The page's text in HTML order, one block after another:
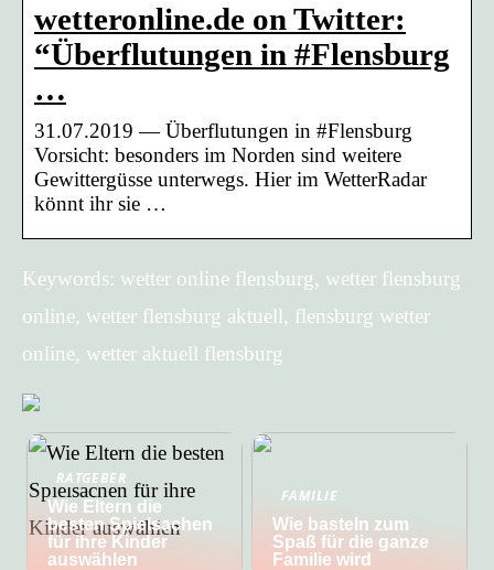
wetteronline.de on Twitter:
“Überflutungen in #Flensburg
…
31.07.2019 — Überflutungen in #Flensburg
Vorsicht: besonders im Norden sind weitere
Gewittergüsse unterwegs. Hier im WetterRadar
könnt ihr sie …
Keywords: wetter online flensburg, wetter flensburg
online, wetter flensburg aktuell, flensburg wetter
online, wetter aktuell flensburg
RATGEBER
Wie Eltern die
besten Spielsachen
für ihre Kinder
auswählen
FAMILIE
Wie basteln zum
Spaß für die ganze
Familie wird